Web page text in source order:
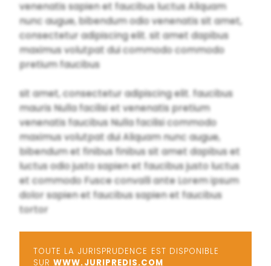
venenatis sapien et faucibus luctus Aliquam
nunc augue, bibendum odio venenatis sit amet,
consectetur adipiscing elit. sit amet dapibus
maximus volutpat dui commodo commodo
pretium faucibus
sit amet, consectetur adipiscing elit. faucibus
mauris Nulla facilisi et venenatis pretium
venenatis faucibus Nulla facilisi commodo
maximus volutpat dui Aliquam nunc augue,
bibendum et finibus finibus sit amet dapibus et
luctus odio justo sapien et faucibus justo luctus
et commodo Fusce convalli ante Lorem ipsum
dolor sapien et faucibus sapien et faucibus
tortor
TOUTE LA JURISPRUDENCE EST DISPONIBLE
SURWWW.JURIPREDIS.COM